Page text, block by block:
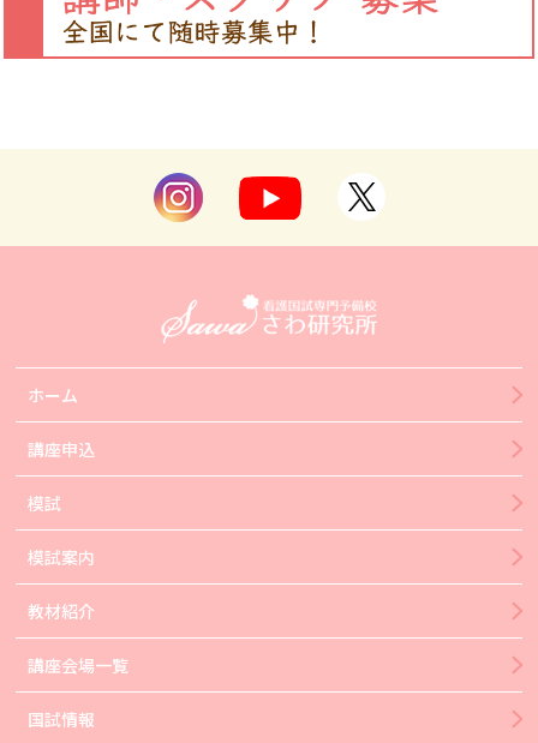
ホーム
講座申込
模試
模試案内
教材紹介
講座会場一覧
国試情報